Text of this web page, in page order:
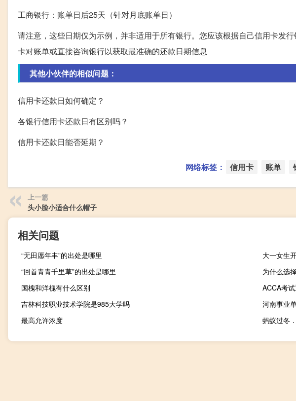
工商银行：账单日后25天（针对月底账单日）
请注意，这些日期仅为示例，并非适用于所有银行。您应该根据自己信用卡发
卡对账单或直接咨询银行以获取最准确的还款日期信息
其他小伙伴的相似问题：
信用卡还款日如何确定？
各银行信用卡还款日有区别吗？
信用卡还款日能否延期？
网络标签： 信用卡 账单
上一篇
头小脸小适合什么帽子
相关问题
“无田愿年丰”的出处是哪里
大一女生
“回首青青千里草”的出处是哪里
为什么选
国槐和洋槐有什么区别
ACCA考
吉林科技职业技术学院是985大学吗
河南事业
最高允许浓度
蚂蚁过冬．